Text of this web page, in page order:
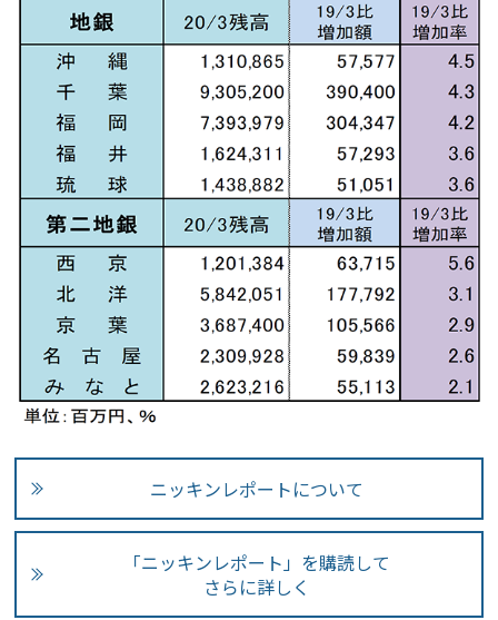
ニッキンレポートについて
「ニッキンレポート」を購読して
さらに詳しく